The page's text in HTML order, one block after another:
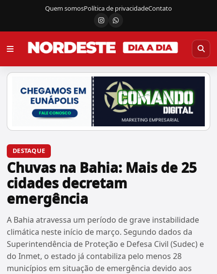
Quem somosPolítica de privacidadeContato
InstagramCanal do WhatsApp
DESTAQUE
Chuvas na Bahia: Mais de 25
cidades decretam
emergência
A Bahia atravessa um período de grave instabilidade
climática neste início de março. Segundo dados da
Superintendência de Proteção e Defesa Civil (Sudec) e
do Inmet, o estado já contabiliza pelo menos 28
municípios em situação de emergência devido aos